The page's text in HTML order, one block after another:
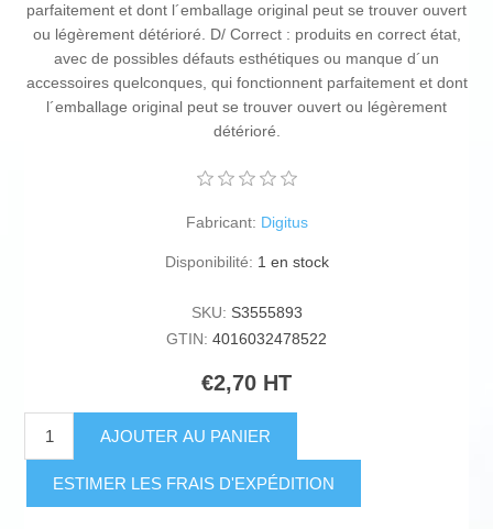
parfaitement et dont l´emballage original peut se trouver ouvert
ou légèrement détérioré. D/ Correct : produits en correct état,
avec de possibles défauts esthétiques ou manque d´un
accessoires quelconques, qui fonctionnent parfaitement et dont
l´emballage original peut se trouver ouvert ou légèrement
détérioré.
Fabricant: Digitus
Disponibilité: 1 en stock
SKU: S3555893
GTIN: 4016032478522
€2,70 HT
AJOUTER AU PANIER
ESTIMER LES FRAIS D'EXPÉDITION